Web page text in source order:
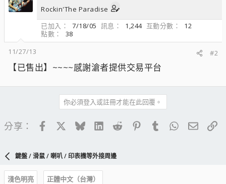
Rockin'The Paradise
已加入
7/18/05 訊息 1,244 互動分數
12
點數
38
11/27/13
#2
【已售出】~~~~感謝滄者提供交易平台
你必須登入或註冊才能在此回覆。
分享： FacebookBlueskyLinkedIn
Reddit PinterestTumblrWhatsApp
電子
鍵盤 / 滑鼠 / 喇叭 / 印表機等外接周邊
淺色明亮
正體中文（台灣）